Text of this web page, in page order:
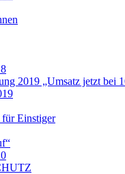
2019 „Umsatz jetzt bei
Einstiger